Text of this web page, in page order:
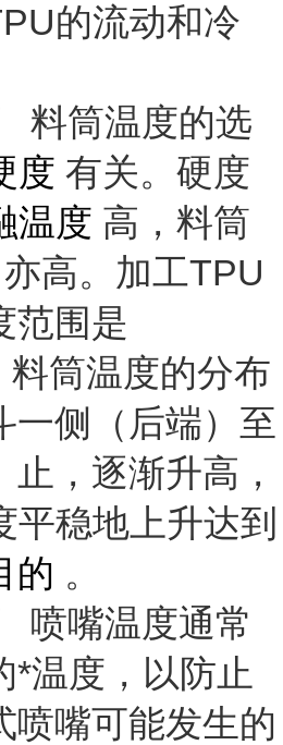
的流动和冷
料筒温度的选
度 有关。硬度
温度 高，料筒
亦高。加工TPU
范围是
筒温度的分布
一侧（后端）至
，逐渐升高，
平稳地上升达到
的 。
喷嘴温度通常
*温度，以防止
喷嘴可能发生的